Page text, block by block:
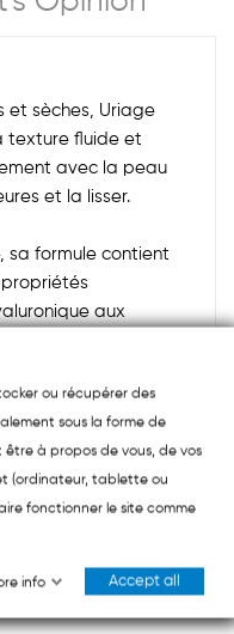
et sèches, Uriage
texture fluide et
avec la peau
et la lisser.
sa formule contient
aux
réconfortée,
Elle se pare
et sensuel.
ou récupérer des
sous la forme de
à propos de vous, de vos
(ordinateur, tablette ou
fonctionner le site comme
info Accept all